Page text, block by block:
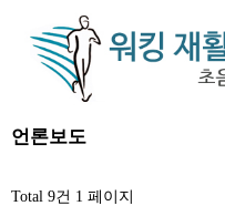
언론보도
Total 9건 1 페이지